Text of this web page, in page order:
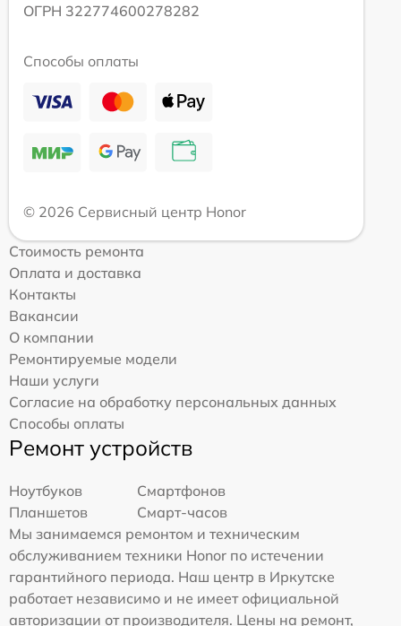
ОГРН 322774600278282
Способы оплаты
© 2026 Сервисный центр Honor
Стоимость ремонта
Оплата и доставка
Контакты
Вакансии
О компании
Ремонтируемые модели
Наши услуги
Согласие на обработку персональных данных
Способы оплаты
Ремонт устройств
Ноутбуков
Смартфонов
Планшетов
Смарт-часов
Мы занимаемся ремонтом и техническим
обслуживанием техники Honor по истечении
гарантийного периода. Наш центр в Иркутске
работает независимо и не имеет официальной
авторизации от производителя. Цены на ремонт,